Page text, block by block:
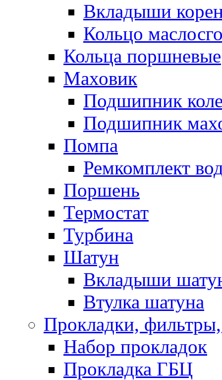
Вкладыши
Кольцо
Кольца поршневые
Маховик
Подшипник
Подшипник
Помпа
Ремкомплект
Поршень
Термостат
Турбина
Шатун
Вкладыши
Втулка шатуна
Прокладки,
Набор прокладок
Прокладка ГБЦ